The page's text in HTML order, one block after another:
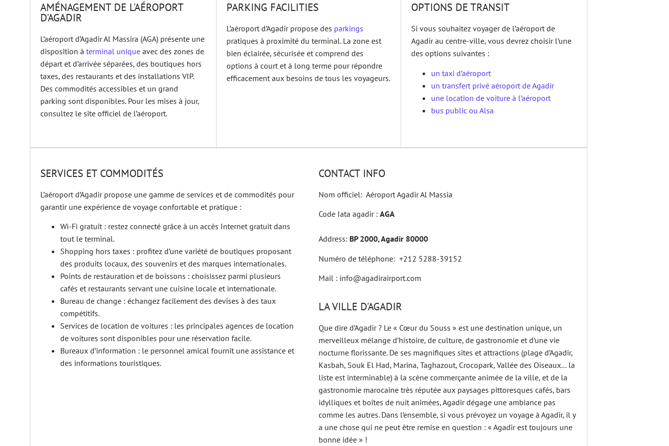
AMÉNAGEMENT DE L'AÉROPORT
D'AGADIR
L’aéroport d’Agadir Al Massira (AGA) présente une
disposition à terminal unique avec des zones de
départ et d’arrivée séparées, des boutiques hors
taxes, des restaurants et des installations VIP.
Des commodités accessibles et un grand
parking sont disponibles. Pour les mises à jour,
consultez le site officiel de l’aéroport.
PARKING FACILITIES
L’aéroport d’Agadir propose des parkings
pratiques à proximité du terminal. La zone est
bien éclairée, sécurisée et comprend des
options à court et à long terme pour répondre
efficacement aux besoins de tous les voyageurs.
OPTIONS DE TRANSIT
Si vous souhaitez voyager de l’aéroport de
Agadir au centre-ville, vous devrez choisir l’une
des options suivantes :
un taxi d’aéroport
un transfert privé aéroport de Agadir
une location de voiture à l’aéroport
bus public ou Alsa
SERVICES ET COMMODITÉS
L’aéroport d’Agadir propose une gamme de services et de commodités pour
garantir une expérience de voyage confortable et pratique :
Wi-Fi gratuit : restez connecté grâce à un accès Internet gratuit dans
tout le terminal.
Shopping hors taxes : profitez d’une variété de boutiques proposant
des produits locaux, des souvenirs et des marques internationales.
Points de restauration et de boissons : choisissez parmi plusieurs
cafés et restaurants servant une cuisine locale et internationale.
Bureau de change : échangez facilement des devises à des taux
compétitifs.
Services de location de voitures : les principales agences de location
de voitures sont disponibles pour une réservation facile.
Bureaux d’information : le personnel amical fournit une assistance et
des informations touristiques.
CONTACT INFO
Nom officiel: Aéroport Agadir Al Massia
Code Iata agadir : AGA
Address: BP 2000, Agadir 80000
Numéro de téléphone: +212 5288-39152
Mail : info@agadirairport.com
LA VILLE D'AGADIR
Que dire d’Agadir ? Le « Cœur du Souss » est une destination unique, un
merveilleux mélange d’histoire, de culture, de gastronomie et d’une vie
nocturne florissante. De ses magnifiques sites et attractions (plage d’Agadir,
Kasbah, Souk El Had, Marina, Taghazout, Crocopark, Vallée des Oiseaux… la
liste est interminable) à la scène commerçante animée de la ville, et de la
gastronomie marocaine très réputée aux paysages pittoresques cafés, bars
idylliques et boîtes de nuit animées, Agadir dégage une ambiance pas
comme les autres. Dans l’ensemble, si vous prévoyez un voyage à Agadir, il y
a une chose qui ne peut être remise en question : « Agadir est toujours une
bonne idée » !